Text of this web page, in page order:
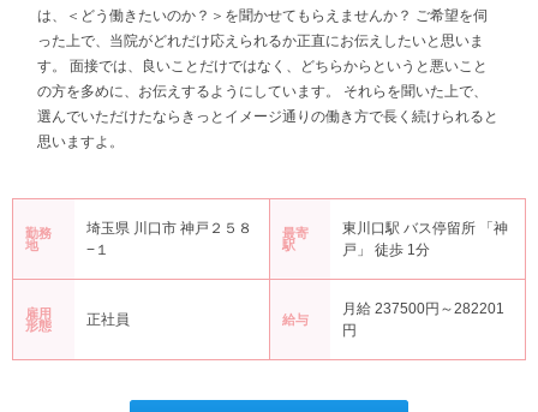
は、＜どう働きたいのか？＞を聞かせてもらえませんか？ ご希望を伺
った上で、当院がどれだけ応えられるか正直にお伝えしたいと思いま
す。 面接では、良いことだけではなく、どちらからというと悪いこと
の方を多めに、お伝えするようにしています。 それらを聞いた上で、
選んでいただけたならきっとイメージ通りの働き方で長く続けられると
思いますよ。
勤務
地
埼玉県 川口市 神戸２５８
−１
最寄
駅
東川口駅 バス停留所 「神
戸」 徒歩 1分
雇用
形態
正社員 給与
月給 237500円～282201
円